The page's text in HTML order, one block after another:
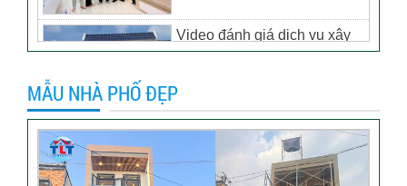
Video đánh giá dịch vụ xây
biệt thự tại TP Tân Uyên,
Khách hàng đánh giá dịch vụ
xây dựng của TLT
MẪU NHÀ PHỐ ĐẸP